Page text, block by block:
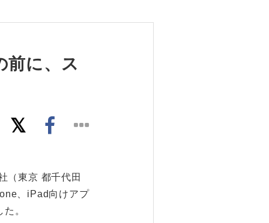
前に、ス
（東京 都千代田
、iPad向けアプ
。